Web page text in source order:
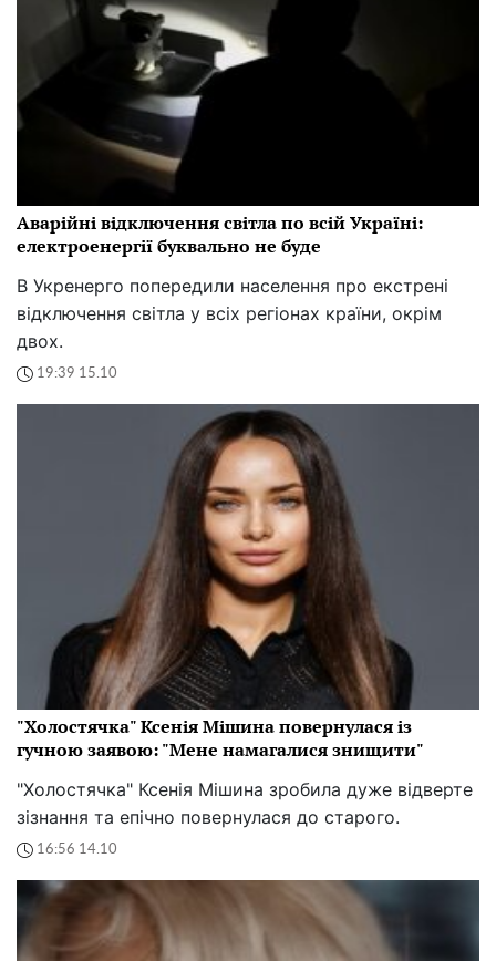
Аварійні відключення світла по всій Україні:
електроенергії буквально не буде
В Укренерго попередили населення про екстрені
відключення світла у всіх регіонах країни, окрім
двох.
19:39 15.10
"Холостячка" Ксенія Мішина повернулася із
гучною заявою: "Мене намагалися знищити"
"Холостячка" Ксенія Мішина зробила дуже відверте
зізнання та епічно повернулася до старого.
16:56 14.10